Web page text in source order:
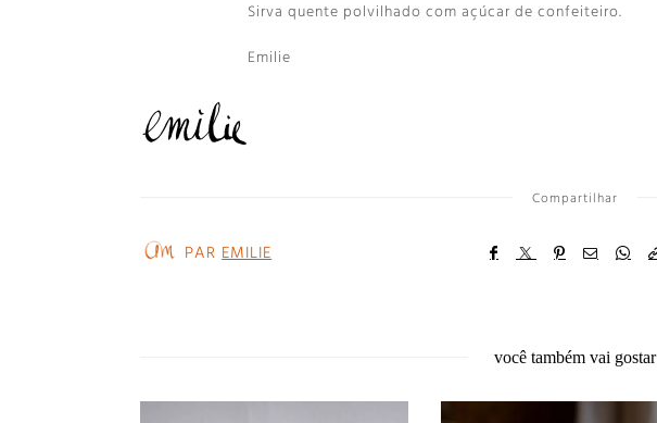
Sirva quente polvilhado com açúcar de confeiteiro.
Emilie
Compartilhar
PAREMILIE
você também vai gostar